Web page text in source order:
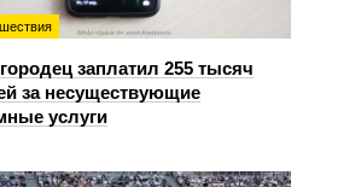
заплатил 255 тысяч
за несуществующие
услуги